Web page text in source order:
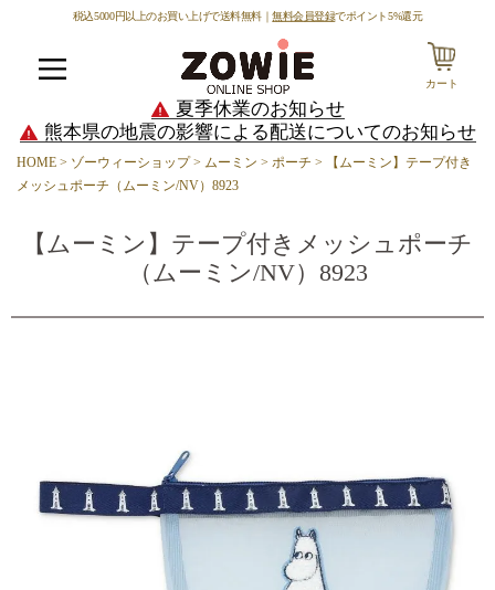
税込5000円以上のお買い上げで送料無料｜無料会員登録でポイント5%還元
カート
夏季休業のお知らせ
熊本県の地震の影響による配送についてのお知らせ
HOME ゾーウィーショップ ムーミン ポーチ
【ムーミン】テープ付き
メッシュポーチ（ムーミン/NV）8923
【ムーミン】テープ付きメッシュポーチ
（ムーミン/NV）8923